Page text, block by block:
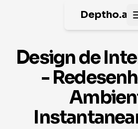
Deptho.ai
Design de
-